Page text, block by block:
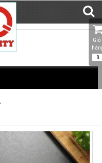
Giỏ
0